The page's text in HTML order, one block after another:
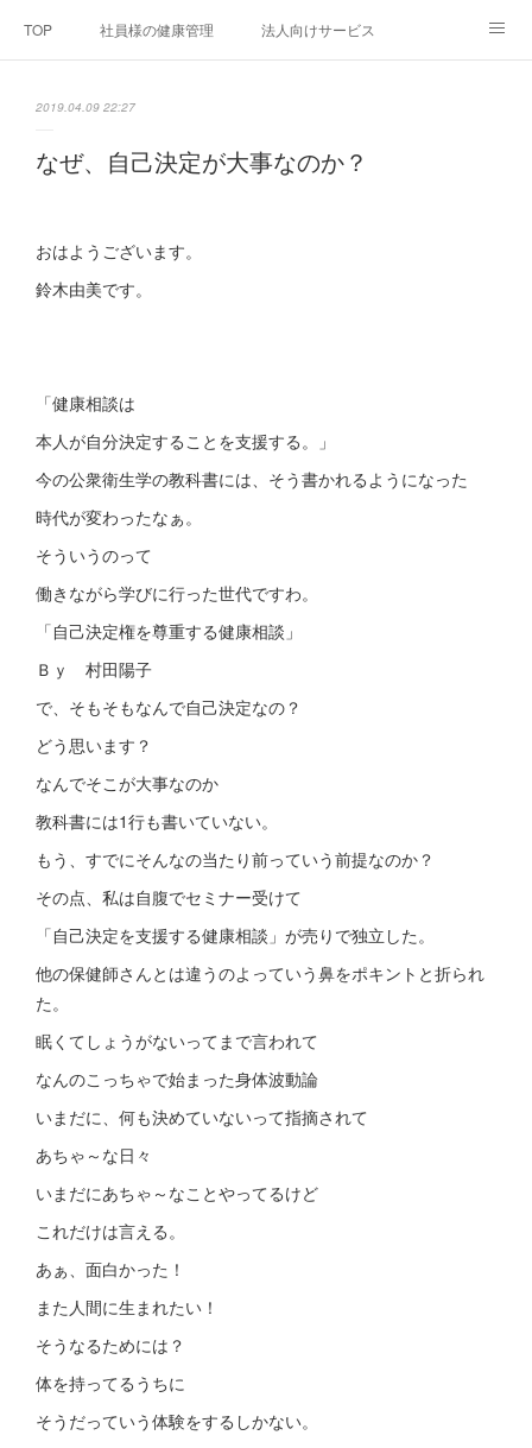
TOP 社員様の健康管理 法人向けサービス
2019.04.09 22:27
なぜ、自己決定が大事なのか？
おはようございます。
鈴木由美です。
「健康相談は
本人が自分決定することを支援する。」
今の公衆衛生学の教科書には、そう書かれるようになった
時代が変わったなぁ。
そういうのって
働きながら学びに行った世代ですわ。
「自己決定権を尊重する健康相談」
Ｂｙ 村田陽子
で、そもそもなんで自己決定なの？
どう思います？
なんでそこが大事なのか
教科書には1行も書いていない。
もう、すでにそんなの当たり前っていう前提なのか？
その点、私は自腹でセミナー受けて
「自己決定を支援する健康相談」が売りで独立した。
他の保健師さんとは違うのよっていう鼻をポキントと折られ
た。
眠くてしょうがないってまで言われて
なんのこっちゃで始まった身体波動論
いまだに、何も決めていないって指摘されて
あちゃ～な日々
いまだにあちゃ～なことやってるけど
これだけは言える。
あぁ、面白かった！
また人間に生まれたい！
そうなるためには？
体を持ってるうちに
そうだっていう体験をするしかない。